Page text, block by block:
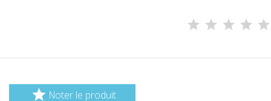
 Noter le produit